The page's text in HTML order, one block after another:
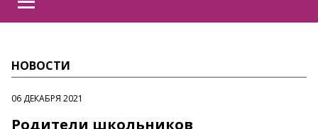
НОВОСТИ
06 ДЕКАБРЯ 2021
Родители школьников